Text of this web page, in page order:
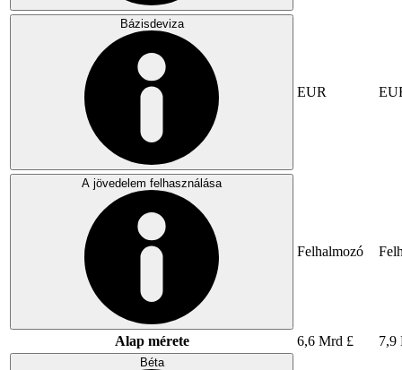
Bázisdeviza
EUR
A jövedelem felhasználása
Felhalmozó
Alap mérete 6,6 Mrd £ 7,9
Béta